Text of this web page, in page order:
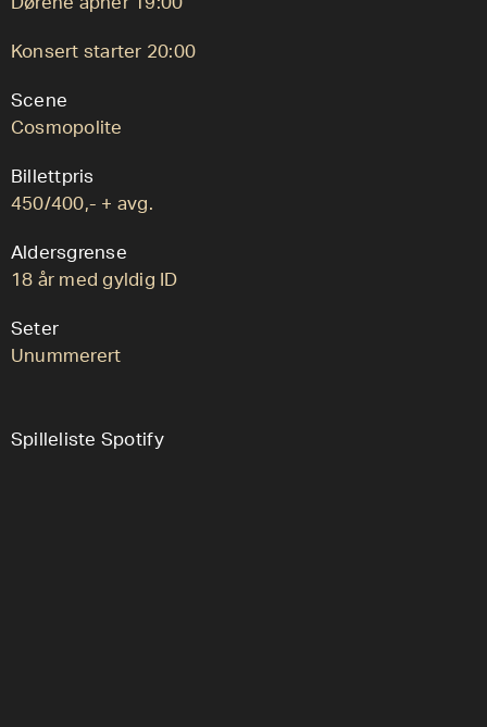
Konsert starter 20:00
Scene
Cosmopolite
Billettpris
450/400,- + avg.
Aldersgrense
18 år med gyldig ID
Seter
Unummerert
Spilleliste Spotify